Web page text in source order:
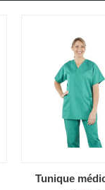
Tunique